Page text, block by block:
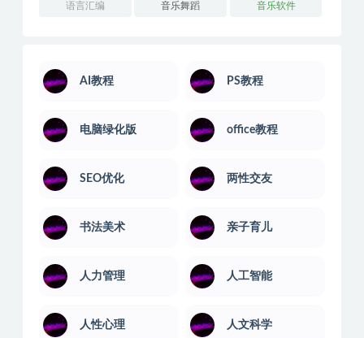
语言汇编 音乐舞蹈 音乐软件
AI教程 PS教程
电脑绿化版 office教程
SEO优化 两性交友
书法美术 亲子育儿
人力管理 人工智能
人性心理 人文科学